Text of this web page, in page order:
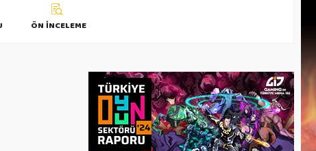
ÖN İNCELEME